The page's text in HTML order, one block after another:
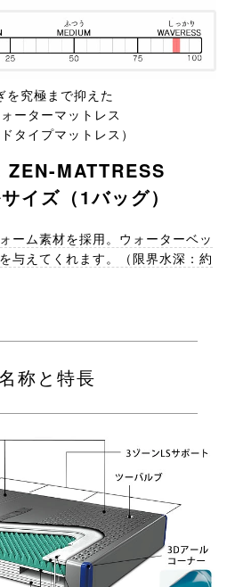
を究極まで抑えた
ーターマットレス
タイプマットレス）
ZEN-MATTRESS
イズ（1バッグ）
ーム素材を採用。ウォーターベッ
与えてくれます。（限界水深：約
称と特長